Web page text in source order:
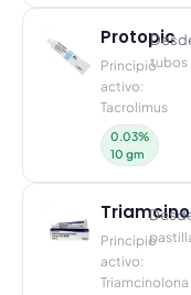
Protopic
Principio
activo:
Tacrolimus
0.03%
10 gm
tubos
Principio
activo:
Triamcinolona